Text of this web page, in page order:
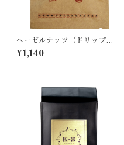
ヘーゼルナッツ（ドリップバ
ッグ 5P）デカフェ フレーバ
ーコーヒー99.9%Cut / Brazi
¥1,140